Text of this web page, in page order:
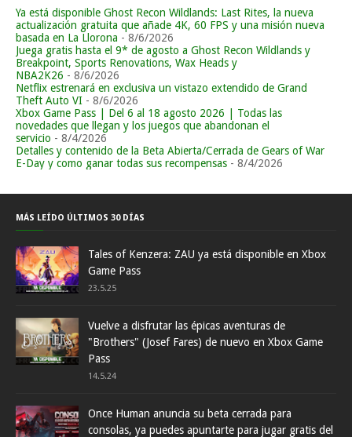
Ya está disponible Ghost Recon Wildlands: Last Rites, la nueva
actualización gratuita que añade 4K, 60 FPS y una misión nueva
basada en La Llorona - 8/6/2026
Juega gratis hasta el 9* de agosto a Ghost Recon Wildlands y
Breakpoint, Sports Renovations, Wax Heads y
NBA2K26 - 8/6/2026
Netflix estrenará en exclusiva un vistazo extendido de Grand
Theft Auto VI - 8/6/2026
Xbox Game Pass | Del 6 al 18 agosto 2026 | Todas las
novedades que llegan y los juegos que abandonan el
servicio - 8/4/2026
Detalles y contenido de la Beta Abierta/Cerrada de Gears of War
E-Day y como ganar todas sus recompensas - 8/4/2026
MÁS LEÍDO ÚLTIMOS 30 DÍAS
Tales of Kenzera: ZAU ya está disponible en Xbox
Game Pass
23.5.25
Vuelve a disfrutar las épicas aventuras de
"Brothers" (Josef Fares) de nuevo en Xbox Game
Pass
14.5.24
Once Human anuncia su beta cerrada para
consolas, ya puedes apuntarte para jugar gratis del